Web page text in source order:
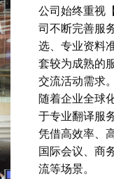
公司始终重视
司不断完善服
选、专业资料
套较为成熟的
交流活动需求。
随着企业全球
于专业翻译服
凭借高效率、
国际会议、商
流等场景。